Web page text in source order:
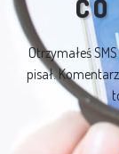
Otrzymałeś
pisał.